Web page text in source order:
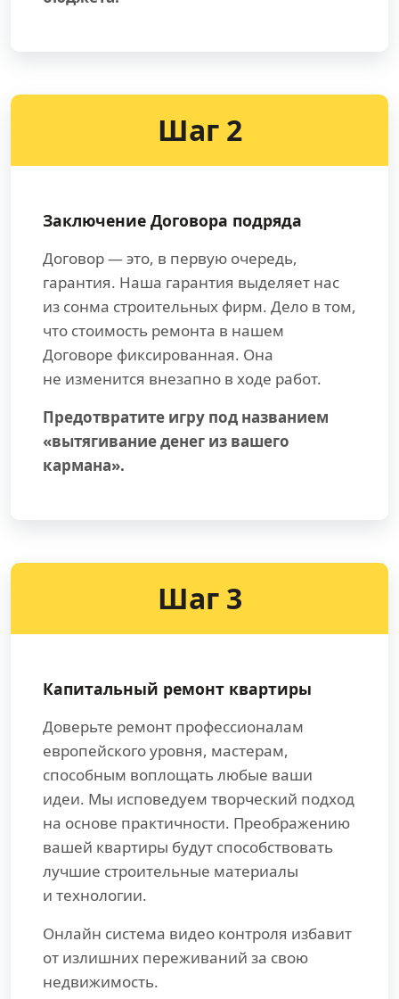
Шаг 2
Заключение Договора подряда
Договор — это, в первую очередь,
гарантия. Наша гарантия выделяет нас
из сонма строительных фирм. Дело в том,
что стоимость ремонта в нашем
Договоре фиксированная. Она
не изменится внезапно в ходе работ.
Предотвратите игру под названием
«вытягивание денег из вашего
кармана».
Шаг 3
Капитальный ремонт квартиры
Доверьте ремонт профессионалам
европейского уровня, мастерам,
способным воплощать любые ваши
идеи. Мы исповедуем творческий подход
на основе практичности. Преображению
вашей квартиры будут способствовать
лучшие строительные материалы
и технологии.
Онлайн система видео контроля избавит
от излишних переживаний за свою
недвижимость.